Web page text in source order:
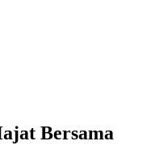
Bersama